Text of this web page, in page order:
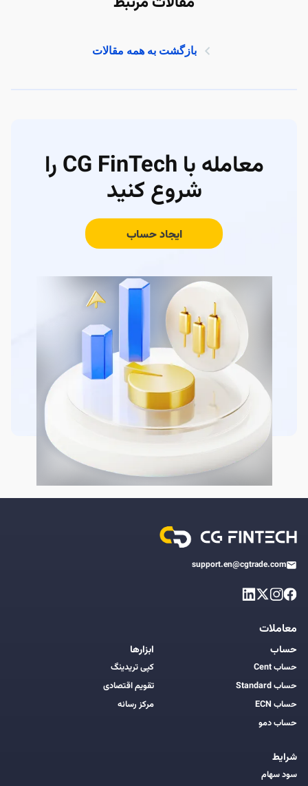
بازگشت به همه مقالات
معامله با CG FinTech را
شروع کنید
ایجاد حساب
support.en@cgtrade.com
معاملات
حساب
حساب Cent
حساب Standard
حساب ECN
حساب دمو
شرایط
سود سهام
ابزارها
کپی تریدینگ
تقویم اقتصادی
مرکز رسانه